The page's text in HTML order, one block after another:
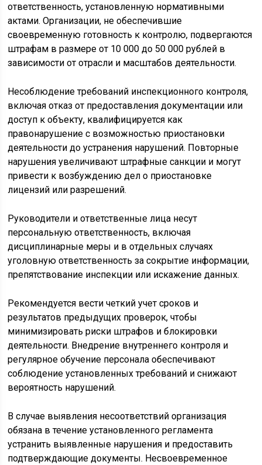
ответственность, установленную нормативными
актами. Организации, не обеспечившие
своевременную готовность к контролю, подвергаются
штрафам в размере от 10 000 до 50 000 рублей в
зависимости от отрасли и масштабов деятельности.
Несоблюдение требований инспекционного контроля,
включая отказ от предоставления документации или
доступ к объекту, квалифицируется как
правонарушение с возможностью приостановки
деятельности до устранения нарушений. Повторные
нарушения увеличивают штрафные санкции и могут
привести к возбуждению дел о приостановке
лицензий или разрешений.
Руководители и ответственные лица несут
персональную ответственность, включая
дисциплинарные меры и в отдельных случаях
уголовную ответственность за сокрытие информации,
препятствование инспекции или искажение данных.
Рекомендуется вести четкий учет сроков и
результатов предыдущих проверок, чтобы
минимизировать риски штрафов и блокировки
деятельности. Внедрение внутреннего контроля и
регулярное обучение персонала обеспечивают
соблюдение установленных требований и снижают
вероятность нарушений.
В случае выявления несоответствий организация
обязана в течение установленного регламента
устранить выявленные нарушения и предоставить
подтверждающие документы. Несвоевременное